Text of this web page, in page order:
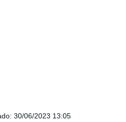
: 30/06/2023 13:05